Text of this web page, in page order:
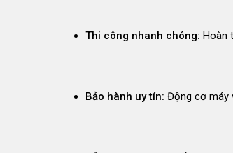
Thi công nhanh chóng: Hoàn
Bảo hành uy tín: Động cơ máy